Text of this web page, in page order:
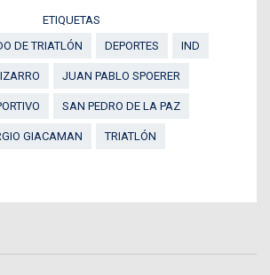
ETIQUETAS
DE TRIATLÓN
DEPORTES IND
JUAN PABLO SPOERER
SAN PEDRO DE LA PAZ
GIACAMAN TRIATLÓN